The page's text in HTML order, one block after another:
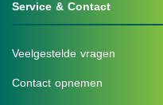
Service & Contact
Veelgestelde vragen
Contact opnemen